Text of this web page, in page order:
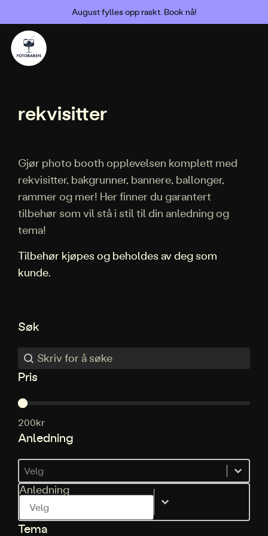
August fylles opp raskt. Book nå!
rekvisitter
Gjør photo booth opplevelsen komplett med
rekvisitter, bakgrunner, bannere, ballonger,
rammer og mer! Her finner du garantert
tilbehør som vil stå i stil til din anledning og
tema!
Tilbehør kjøpes og beholdes av deg som
kunde.
Søk
Søk
Søk
Pris
Pris
200kr
Anledning
Anledning
Anledning
Anledning
Tema